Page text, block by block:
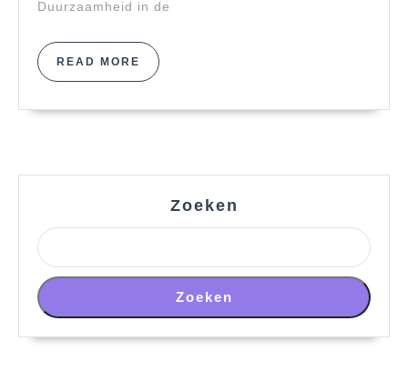
Duurzaamheid in de
READ MORE READ
MORE
Zoeken
Zoeken